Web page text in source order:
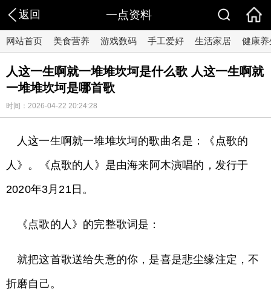
返回 一点资料
网站首页 美食营养 游戏数码 手工爱好 生活家居 健康养
人这一生啊就一堆堆坎坷是什么歌 人这一生啊就
一堆堆坎坷是哪首歌
时间：2026-04-22 20:24:28
人这一生啊就一堆堆坎坷的歌曲名是：《点歌的
人》。《点歌的人》是由海来阿木演唱的，发行于
2020年3月21日。
《点歌的人》的完整歌词是：
就把这首歌送给失意的你，是喜是悲尘缘注定，不
折磨自己。